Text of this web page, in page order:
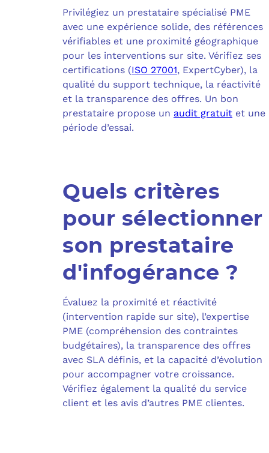
Privilégiez un prestataire spécialisé PME
avec une expérience solide, des références
vérifiables et une proximité géographique
pour les interventions sur site. Vérifiez ses
certifications (ISO 27001, ExpertCyber), la
qualité du support technique, la réactivité
et la transparence des offres. Un bon
prestataire propose un audit gratuit et une
période d’essai.
Quels critères
pour sélectionner
son prestataire
d'infogérance ?
Évaluez la proximité et réactivité
(intervention rapide sur site), l’expertise
PME (compréhension des contraintes
budgétaires), la transparence des offres
avec SLA définis, et la capacité d’évolution
pour accompagner votre croissance.
Vérifiez également la qualité du service
client et les avis d’autres PME clientes.